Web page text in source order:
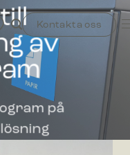
Kontakta oss
av
på